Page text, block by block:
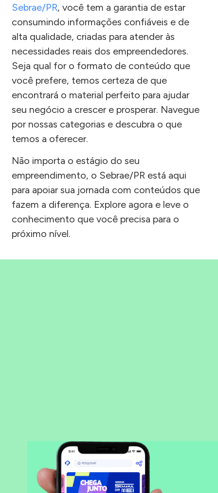
Sebrae/PR, você tem a garantia de estar
consumindo informações confiáveis e de
alta qualidade, criadas para atender às
necessidades reais dos empreendedores.
Seja qual for o formato de conteúdo que
você prefere, temos certeza de que
encontrará o material perfeito para ajudar
seu negócio a crescer e prosperar. Navegue
por nossas categorias e descubra o que
temos a oferecer.
Não importa o estágio do seu
empreendimento, o Sebrae/PR está aqui
para apoiar sua jornada com conteúdos que
fazem a diferença. Explore agora e leve o
conhecimento que você precisa para o
próximo nível.